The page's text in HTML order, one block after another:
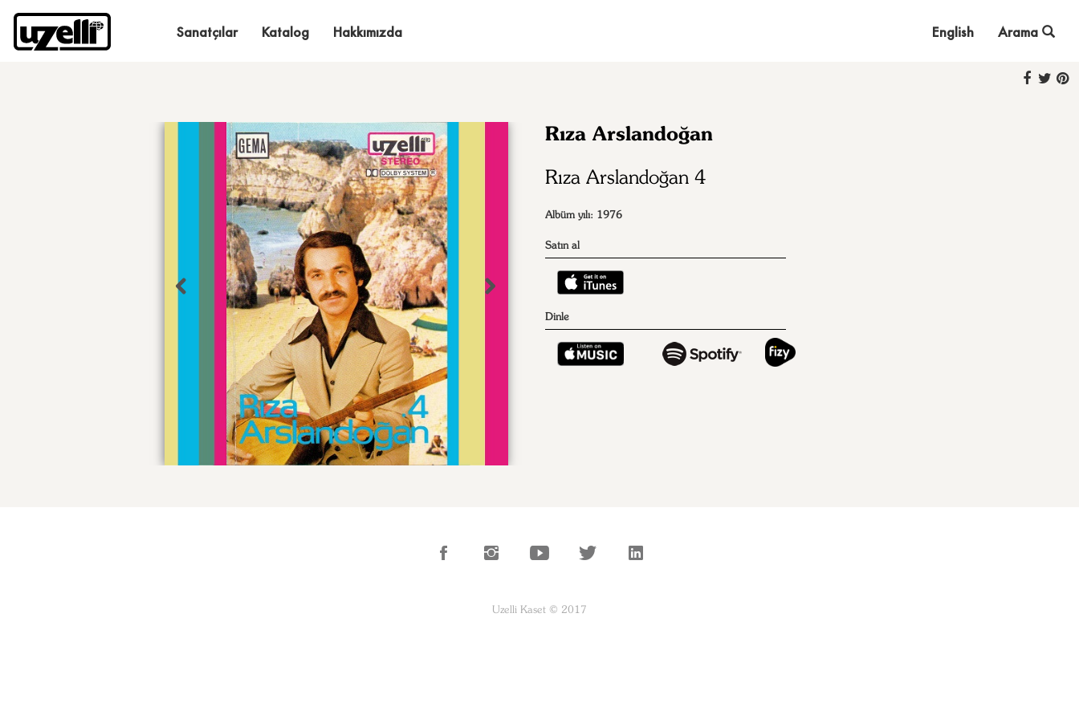
Sanatçılar Katalog Hakkımızda Arama
English
Rıza Arslandoğan
Rıza Arslandoğan 4
Albüm yılı: 1976
Satın al
Dinle
Uzelli Kaset © 2017